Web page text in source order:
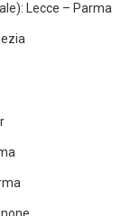
Lecce – Parma